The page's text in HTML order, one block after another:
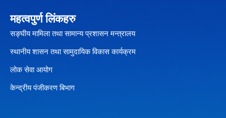
महत्वपुर्ण लिंकहरु
सङ्घीय मामिला तथा सामान्य प्रशासन मन्त्रालय
स्थानीय शासन तथा सामुदायिक विकास कार्यक्रम
लोक सेवा आयोग
केन्द्रीय पंजीकरण बिभाग